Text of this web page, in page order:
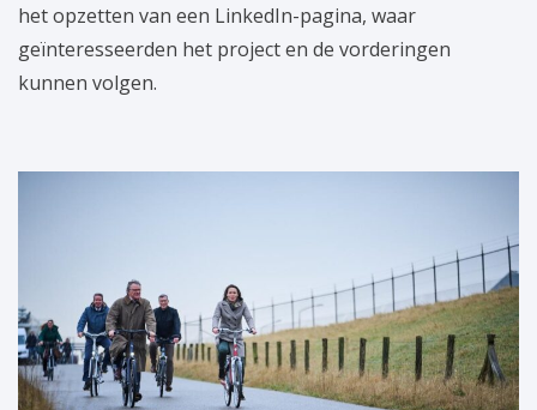
het opzetten van een LinkedIn-pagina, waar
geïnteresseerden het project en de vorderingen
kunnen volgen.